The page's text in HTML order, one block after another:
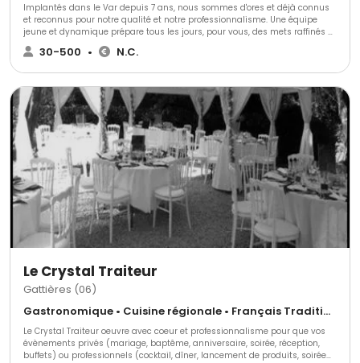
Implantés dans le Var depuis 7 ans, nous sommes d'ores et déjà connus
et reconnus pour notre qualité et notre professionnalisme. Une équipe
jeune et dynamique prépare tous les jours, pour vous, des mets raffinés et
originaux élaborés à partir de produits rigoureusement sélectionnés.
30-500 • N.C.
Le Crystal Traiteur
Gattières (06)
Gastronomique • Cuisine régionale • Français Traditionnel
Le Crystal Traiteur oeuvre avec coeur et professionnalisme pour que vos
évènements privés (mariage, baptême, anniversaire, soirée, réception,
buffets) ou professionnels (cocktail, dîner, lancement de produits, soirée